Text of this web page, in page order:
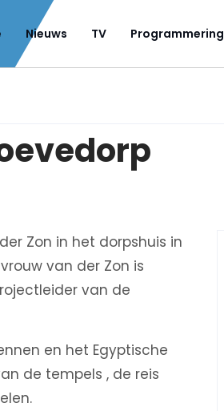
Nieuws TV Programmering
Zon in het dorpshuis in
van der Zon is
van de
en het Egyptische
de tempels , de reis